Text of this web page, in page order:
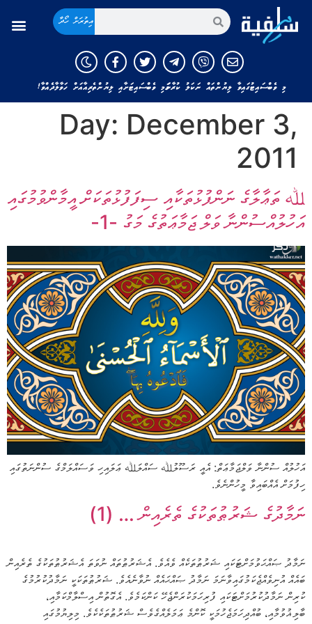
އިތުރަށް ހޯދާ
މި ވެބްސައިޓުގައިވާ ލިޔުންތައް ނަކަލު ކުރާނަމަ މި ވެބްސައިޓަށާއި ލިޔުންތެރިއާއަށް ހަވާލާދެއްވާ!
Day: December 3,
2011
ﷲ ތަޢާލާގެ ނަންފުޅުތަކާއި ސިފަފުޅުތަކަށް އީމާންވުމުގައި
އަހުލުއްސުންނާ ވަލް ޖަމާޢަތުގެ މަގު -1-
އަހުލުއް ސުންނާ ވަލްޖަމާޢަތް: އެއީ ރަސޫލުﷲ ސައްލަﷲ ޢަލައިހި ވަސައްލަމްގެ ސުންނަތުގައި
ހިފުމަށް އެއްބައިވާ މީހުންނެވެ.
ނަމާދުގެ ޝަރުޠުތަކުގެ ތެރެއިން … (1)
ނަމާދު ޞައްޙަވުމަށްޓަކައި ޝަރުޠުތަކެއް ވެއެވެ. އެޝަރުޠުތައް ނުވަތަ އެޝަރުޠުތަކުގެ ތެރެއިން
ބައެއް އުނިވެއްޖެކަމުގައިވާނަމަ ނަމާދު ޞައްޙައެއް ނުވާނެއެވެ. ޝަރުޠުތަކަކީ ނަމާދުކުރުމުގެ
ކުރިން ނަމާދުކުރުމަށްޓަކައި ފުރިހަމަކުރަންޖެހޭ ކަންކަމެވެ. އެގޮތުން އިސްލާމްކަމާއި،
ބާލިޣުވުމާއި، ބުއްދިހަމަޖެހުމަކީ ކޮންމެ ޢަމަލެއްގެވެސް ޝަރުޠުތަކެކެވެ. މިލިޔުމުގައި